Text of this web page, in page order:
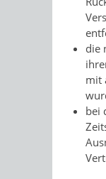
die
mit
bei